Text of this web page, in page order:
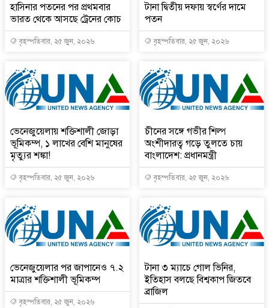
হাসিনার পতনের পর প্রথমবার
ভারত থেকে আসছে ট্রেনের কোচ
বৃহস্পতিবার, ২৫ জুন, ২০২৬
টানা দ্বিতীয় দফায় স্বর্ণের দামে
পতন
বৃহস্পতিবার, ২৫ জুন, ২০২৬
ভেনেজুয়েলায় শক্তিশালী জোড়া
ভূমিকম্প, ১ লাখের বেশি মানুষের
মৃত্যুর শঙ্কা!
বৃহস্পতিবার, ২৫ জুন, ২০২৬
চীনের সঙ্গে গভীর শিল্প
অংশীদারত্ব গড়ে তুলতে চায়
বাংলাদেশ: প্রধানমন্ত্রী
বৃহস্পতিবার, ২৫ জুন, ২০২৬
ভেনেজুয়েলার পর জাপানেও ৭.২
মাত্রার শক্তিশালী ভূমিকম্প
বৃহস্পতিবার, ২৫ জুন, ২০২৬
টানা ৩ ম্যাচে গোল ভিনির,
ইতিহাস বলছে বিশ্বকাপ জিতবে
ব্রাজিল